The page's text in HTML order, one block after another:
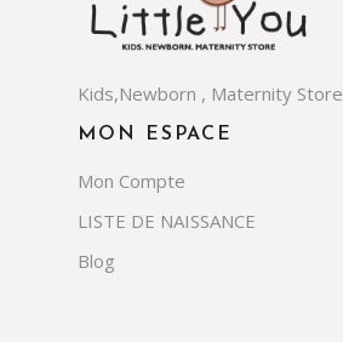
MON ESPACE
Mon Compte
LISTE DE NAISSANCE
Blog
Kids,Newborn , Maternity Store